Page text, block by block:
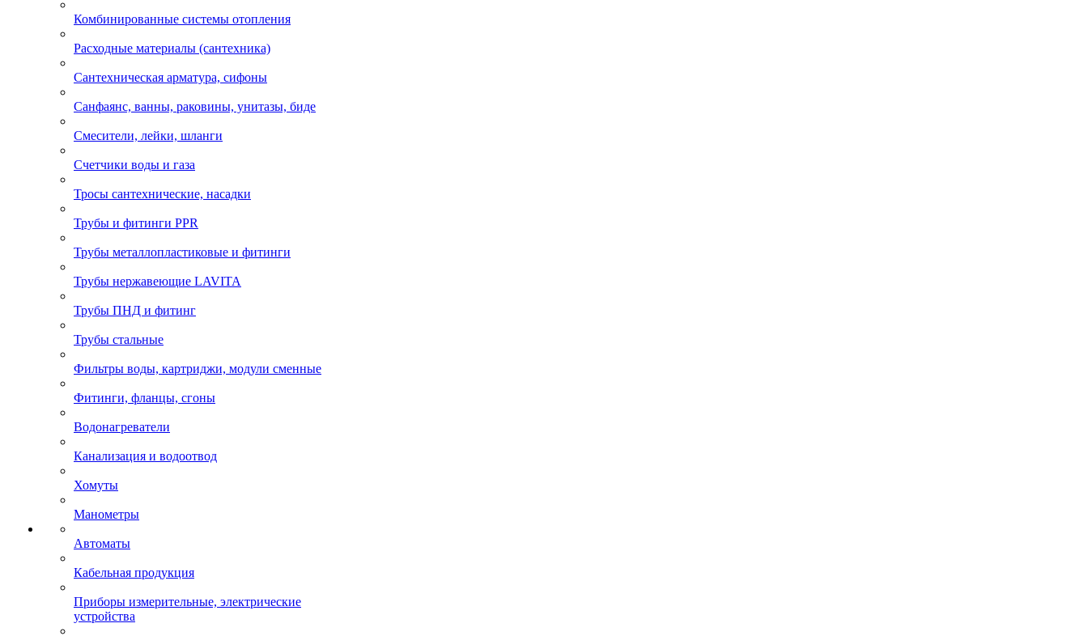
Комбинированные системы отопления
Расходные материалы (сантехника)
Сантехническая арматура, сифоны
Санфаянс, ванны, раковины, унитазы, биде
Смесители, лейки, шланги
Счетчики воды и газа
Тросы сантехнические, насадки
Трубы и фитинги PPR
Трубы металлопластиковые и фитинги
Трубы нержавеющие LAVITA
Трубы ПНД и фитинг
Трубы стальные
Фильтры воды, картриджи, модули сменные
Фитинги, фланцы, сгоны
Водонагреватели
Канализация и водоотвод
Хомуты
Манометры
Автоматы
Кабельная продукция
Приборы измерительные, электрические
устройства